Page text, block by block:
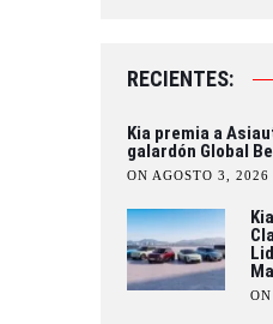
RECIENTES:
Kia premia a
galardón Global
ON AGOSTO 3, 2026